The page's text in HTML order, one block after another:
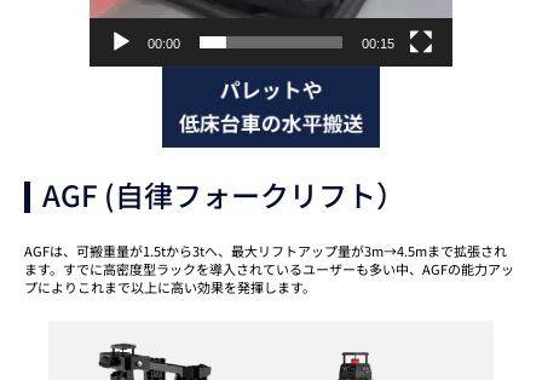
00:00 00:15
AGF (自律フォークリフト）
AGFは、可搬重量が1.5tから3tへ、最大リフトアップ量が3m→4.5mまで拡張され
ます。すでに高密度型ラックを導入されているユーザーも多い中、AGFの能力アッ
プによりこれまで以上に高い効果を発揮します。